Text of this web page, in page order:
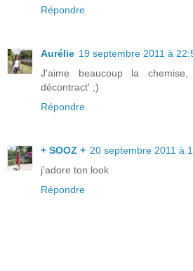
Répondre
Aurélie 19 septembre 2011 à
J'aime beaucoup la
décontract' ;)
Répondre
+ SOOZ + 20 septembre 2011 à
j'adore ton look
Répondre